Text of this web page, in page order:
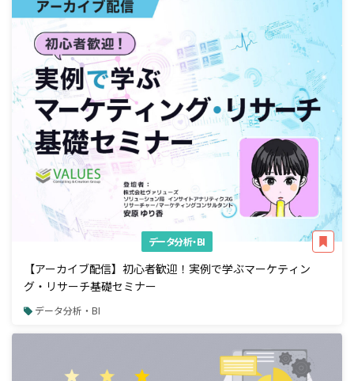
データ分析・BI
【アーカイブ配信】初心者歓迎！実例で学ぶマーケティン
グ・リサーチ基礎セミナー
データ分析・BI